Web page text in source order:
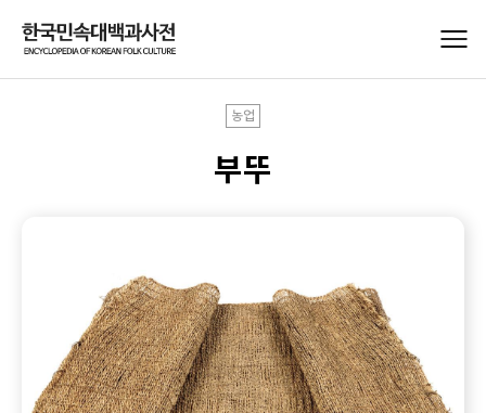
농업
부뚜